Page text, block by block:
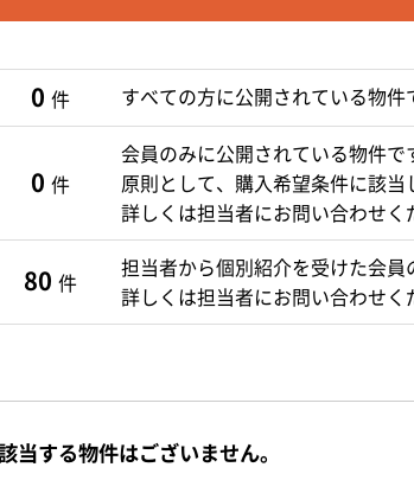
0 件 すべての方に公開されている物件
0 件
会員のみに公開されている物件で
原則として、購入希望条件に該当
詳しくは担当者にお問い合わせく
80 件
担当者から個別紹介を受けた会員
詳しくは担当者にお問い合わせく
当する物件はございません。